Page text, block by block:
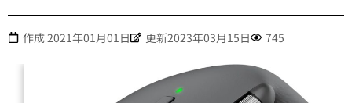
作成 2021年01月01日 更新2023年03月15日 745